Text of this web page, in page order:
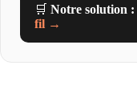
🛒 Notre solution :
fil →